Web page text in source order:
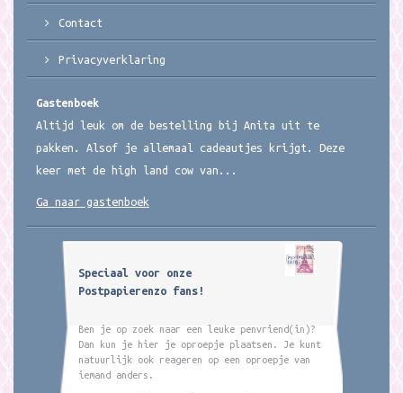
Contact
Privacyverklaring
Gastenboek
Altijd leuk om de bestelling bij Anita uit te
pakken. Alsof je allemaal cadeautjes krijgt. Deze
keer met de high land cow van...
Ga naar gastenboek
Speciaal voor onze
Postpapierenzo fans!
Ben je op zoek naar een leuke penvriend(in)?
Dan kun je hier je oproepje plaatsen. Je kunt
natuurlijk ook reageren op een oproepje van
iemand anders.